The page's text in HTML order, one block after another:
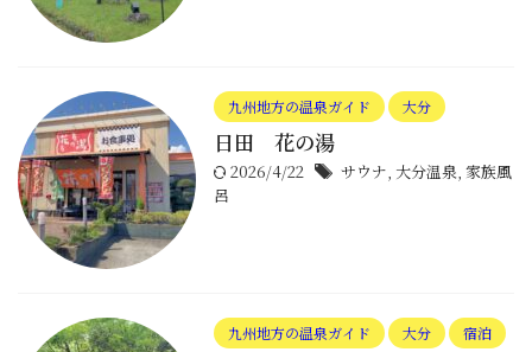
九州地方の温泉ガイド 大分
日田 花の湯
2026/4/22 サウナ, 大分温泉, 家族風
呂
九州地方の温泉ガイド 大分
宿泊